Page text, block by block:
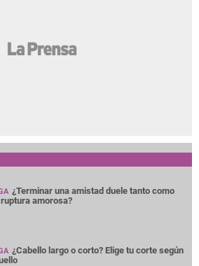
¿Terminar una amistad duele tanto como
amorosa?
¿Cabello largo o corto? Elige tu corte según